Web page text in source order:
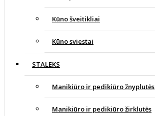
Kūno šveitikliai
Kūno sviestai
STALEKS
Manikiūro ir pedikiūro žnyplutės
Manikiūro ir pedikiūro žirklutės